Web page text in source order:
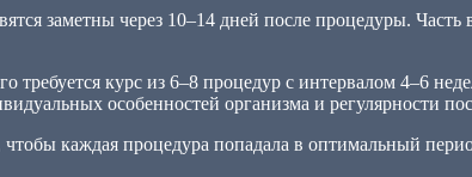
заметны через 10–14 дней после процедуры. Часть
требуется курс из 6–8 процедур с интервалом 4–6
особенностей организма и регулярности
каждая процедура попадала в оптимальный